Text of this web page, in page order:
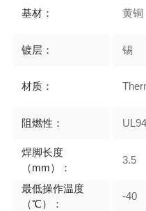
基材： 黄铜
镀层： 锡
材质：
阻燃性：
焊脚长度
（mm）：
3.5
最低操作温度
（℃）：
-40